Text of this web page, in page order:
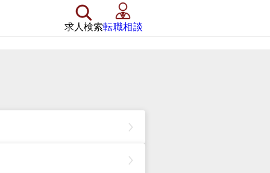
求人検索転職相談